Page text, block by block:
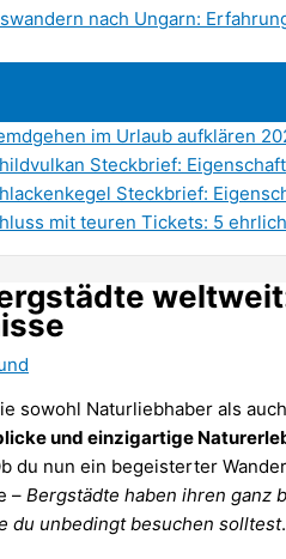
nach Ungarn:
im Urlaub aufklären
Steckbrief:
Steckbrief:
mit teuren Tickets: 5
sowohl Naturliebhaber als
und einzigartige
du nun ein begeisterter
– Bergstädte haben ihren ganz
du unbedingt besuchen solltest.